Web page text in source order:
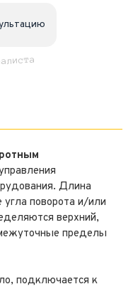
Длина
угла поворота и/или
верхний,
пределы
подключается к